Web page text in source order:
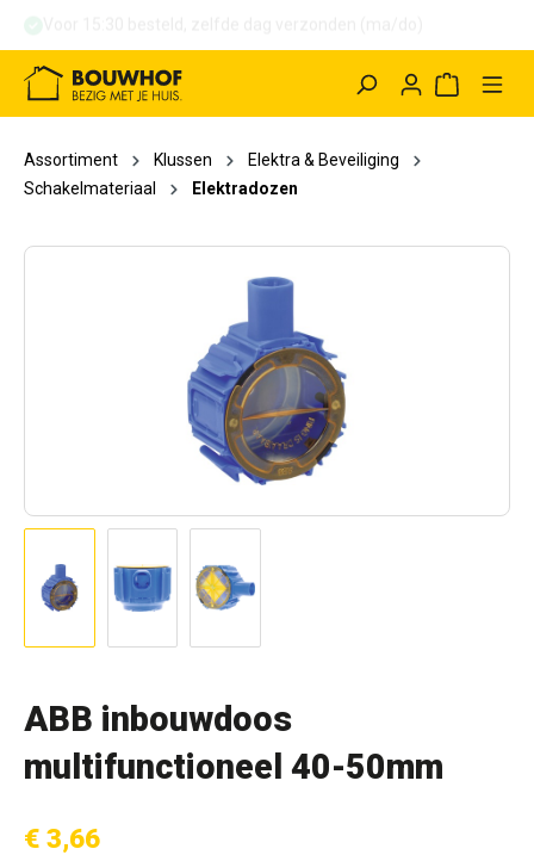
Assortiment Klussen
Elektra & Beveiliging
Schakelmateriaal
Elektradozen
ABB inbouwdoos
multifunctioneel 40-50mm
€ 3,66